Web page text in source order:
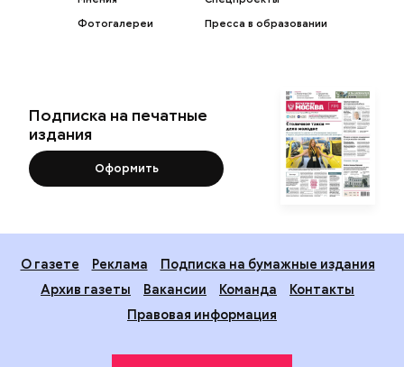
Фотогалереи
Пресса в образовании
Подписка на печатные
издания
Оформить
О газете Реклама
Подписка на бумажные издания
Архив газеты
Вакансии Команда
Контакты
Правовая информация